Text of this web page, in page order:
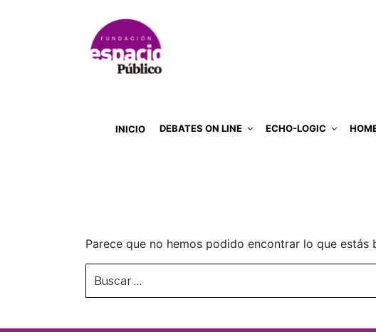
INICIO DEBATES ON LINE ECHO-LOGIC
Parece que no hemos podido encontrar lo que